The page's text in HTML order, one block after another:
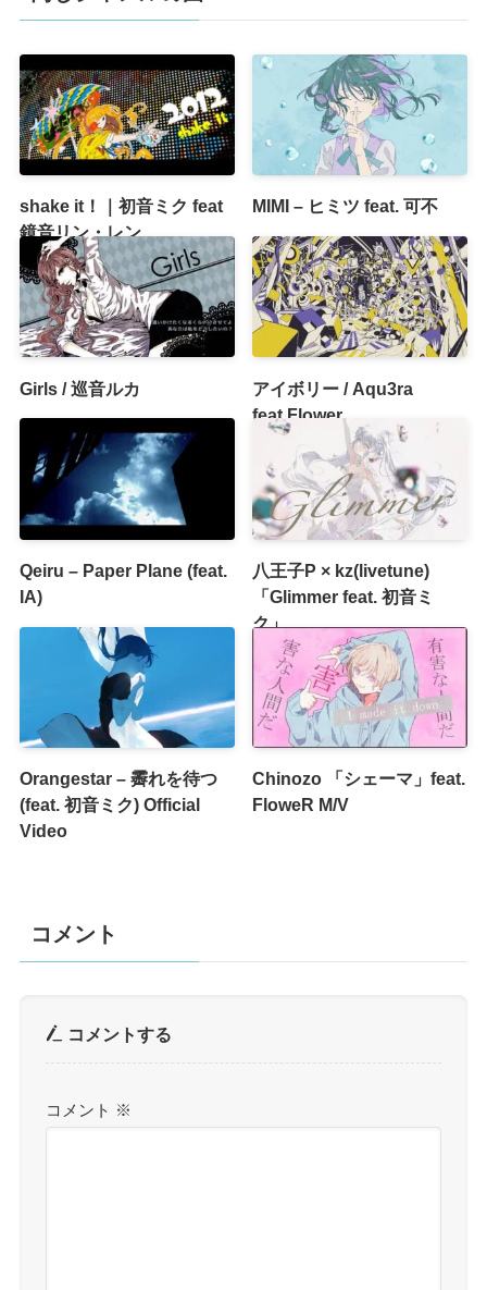
shake it！｜初音ミク feat
鏡音リン・レン
MIMI – ヒミツ feat. 可不
Girls / 巡音ルカ
アイボリー / Aqu3ra
feat.Flower
Qeiru – Paper Plane (feat.
IA)
八王子P × kz(livetune)
「Glimmer feat. 初音ミ
ク」
Orangestar – 霽れを待つ
(feat. 初音ミク) Official
Video
Chinozo 「シェーマ」feat.
FloweR M/V
コメント
コメントする
コメント ※